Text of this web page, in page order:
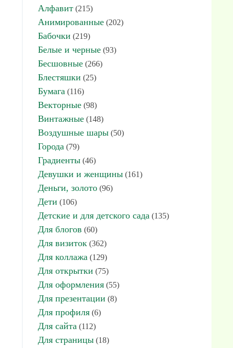
Алфавит (215)
Анимированные (202)
Бабочки (219)
Белые и черные (93)
Бесшовные (266)
Блестяшки (25)
Бумага (116)
Векторные (98)
Винтажные (148)
Воздушные шары (50)
Города (79)
Градиенты (46)
Девушки и женщины (161)
Деньги, золото (96)
Дети (106)
Детские и для детского сада (135)
Для блогов (60)
Для визиток (362)
Для коллажа (129)
Для открытки (75)
Для оформления (55)
Для презентации (8)
Для профиля (6)
Для сайта (112)
Для страницы (18)